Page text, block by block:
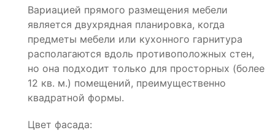
Вариацией прямого размещения мебели
является двухрядная планировка, когда
предметы мебели или кухонного гарнитура
располагаются вдоль противоположных стен,
но она подходит только для просторных (более
12 кв. м.) помещений, преимущественно
квадратной формы.
Цвет фасада: